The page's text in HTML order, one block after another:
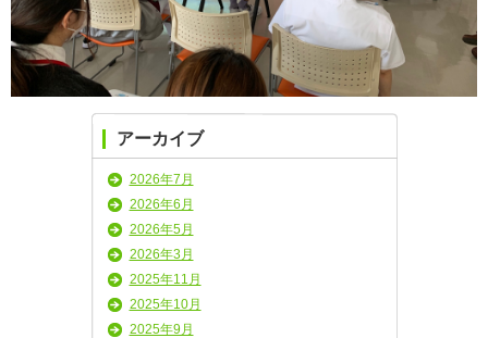
アーカイブ
2026年7月
2026年6月
2026年5月
2026年3月
2025年11月
2025年10月
2025年9月